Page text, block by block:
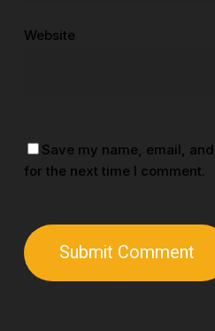
Website
Save my name, email,
for the next time I comment.